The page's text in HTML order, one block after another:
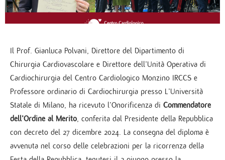
Il Prof. Gianluca Polvani, Direttore del Dipartimento di
Chirurgia Cardiovascolare e Direttore dell’Unità Operativa di
Cardiochirurgia del Centro Cardiologico Monzino IRCCS e
Professore ordinario di Cardiochirurgia presso L’Università
Statale di Milano, ha ricevuto l’Onorificenza di Commendatore
dell’Ordine al Merito , conferita dal Presidente della Repubblica
con decreto del 27 dicembre 2024. La consegna del diploma è
avvenuta nel corso delle celebrazioni per la ricorrenza della